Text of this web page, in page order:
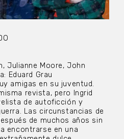
Julianne Moore, John
Eduard Grau
amigas en su juventud.
revista, pero Ingrid
de autoficción y
Las circunstancias de
de muchos años sin
encontrarse en una